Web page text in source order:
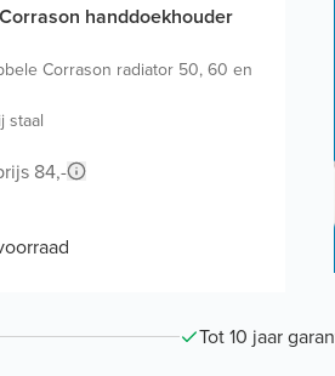
handdoekhouder
Corrason radiator 50, 60 en
staal
84,-
Tot 10 jaar